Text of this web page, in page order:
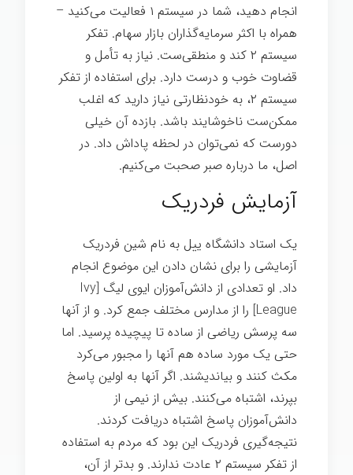
انجام دهید، شما در سیستم ۱ فعالیت می‌کنید –
همراه با اکثر سرمایه‌گذاران بازار سهام. تفکر
سیستم ۲ کند و منطقی‌ست. نیاز به تأمل و
قضاوت خوب و درست دارد. برای استفاده از تفکر
سیستم ۲، به خودنظارتی نیاز دارید که اغلب
ممکن‌ست ناخوشایند باشد. بازده آن خیلی
دورست که نمی‌توان در لحظه پاداش داد. در
اصل، ما درباره صبر صحبت می‌کنیم.
آزمایش فردریک
یک استاد دانشگاه ییل به نام شین فردریک
آزمایشی را برای نشان دادن این موضوع انجام
داد. او تعدادی از دانش‌آموزان ایوی لیگ [Ivy
League] را از مدارس مختلف جمع کرد. و از آنها
سه پرسش ریاضی از ساده تا پیچیده پرسید. اما
حتی یک مورد ساده هم آنها را مجبور می‌کرد
مکث کنند و بیاندیشند. اگر آنها به اولین پاسخ
بپرند، اشتباه می‌کنند. بیش از نیمی از
دانش‌آموزان پاسخ اشتباه دریافت کردند.
نتیجه‌گیری فردریک این بود که مردم به استفاده
از تفکر سیستم ۲ عادت ندارند. و بدتر از آن،